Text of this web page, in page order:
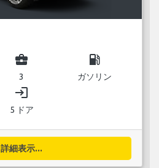
business_center
3
local_gas_station
ガソリン
login
5 ドア
詳細表示...